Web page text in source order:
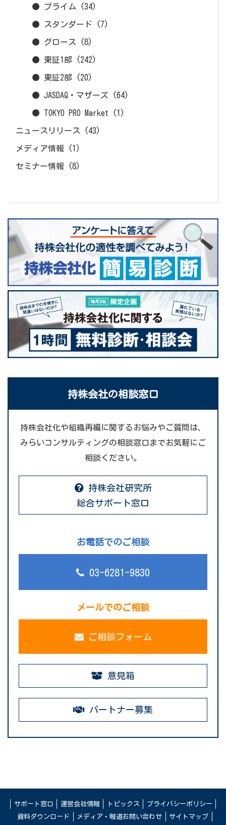
● プライム (34)
● スタンダード (7)
● グロース (8)
● 東証1部 (242)
● 東証2部 (20)
● JASDAQ・マザーズ (64)
● TOKYO PRO Market (1)
ニュースリリース (43)
メディア情報 (1)
セミナー情報 (8)
持株会社の相談窓口
持株会社化や組織再編に関するお悩みやご質問は、
みらいコンサルティングの相談窓口までお気軽にご
相談ください。
持株会社研究所
総合サポート窓口
お電話でのご相談
03-6281-9830
メールでのご相談
ご相談フォーム
意見箱
パートナー募集
サポート窓口 運営会社情報 トピックス
プライバシーポリシー
資料ダウンロード
メディア・報道お問い合わせ サイトマップ